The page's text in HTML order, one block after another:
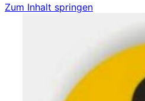
Zum Inhalt springen